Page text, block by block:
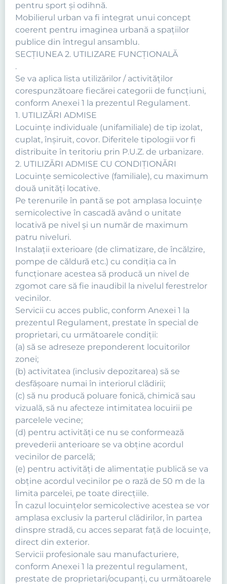
pentru sport şi odihnă.
Mobilierul urban va fi integrat unui concept
coerent pentru imaginea urbană a spaţiilor
publice din întregul ansamblu.
SECŢIUNEA 2. UTILIZARE FUNCŢIONALĂ
.
Se va aplica lista utilizărilor / activităţilor
corespunzătoare fiecărei categorii de funcţiuni,
conform Anexei 1 la prezentul Regulament.
1. UTILIZĂRI ADMISE
Locuinţe individuale (unifamiliale) de tip izolat,
cuplat, înşiruit, covor. Diferitele tipologii vor fi
distribuite în teritoriu prin P.U.Z. de urbanizare.
2. UTILIZĂRI ADMISE CU CONDIŢIONĂRI
Locuinţe semicolective (familiale), cu maximum
două unităţi locative.
Pe terenurile în pantă se pot amplasa locuinţe
semicolective în cascadă având o unitate
locativă pe nivel şi un număr de maximum
patru niveluri.
Instalaţii exterioare (de climatizare, de încălzire,
pompe de căldură etc.) cu condiţia ca în
funcţionare acestea să producă un nivel de
zgomot care să fie inaudibil la nivelul ferestrelor
vecinilor.
Servicii cu acces public, conform Anexei 1 la
prezentul Regulament, prestate în special de
proprietari, cu următoarele condiţii:
(a) să se adreseze preponderent locuitorilor
zonei;
(b) activitatea (inclusiv depozitarea) să se
desfăşoare numai în interiorul clădirii;
(c) să nu producă poluare fonică, chimică sau
vizuală, să nu afecteze intimitatea locuirii pe
parcelele vecine;
(d) pentru activităţi ce nu se conformează
prevederii anterioare se va obţine acordul
vecinilor de parcelă;
(e) pentru activităţi de alimentaţie publică se va
obţine acordul vecinilor pe o rază de 50 m de la
limita parcelei, pe toate direcţiile.
În cazul locuinţelor semicolective acestea se vor
amplasa exclusiv la parterul clădirilor, în partea
dinspre stradă, cu acces separat faţă de locuinţe,
direct din exterior.
Servicii profesionale sau manufacturiere,
conform Anexei 1 la prezentul regulament,
prestate de proprietari/ocupanţi, cu următoarele